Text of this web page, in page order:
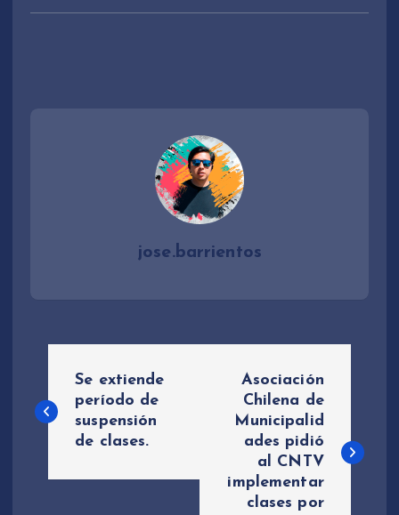
jose.barrientos
a
Se extiende
período de
suspensión
de clases.
Asociación
Chilena de
Municipalid
ades pidió
al CNTV
implementar
clases por